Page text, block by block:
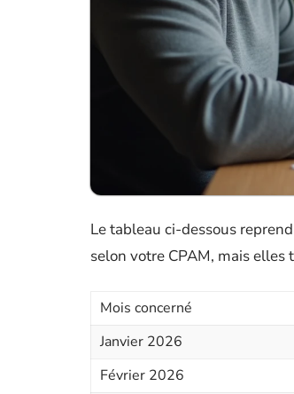
Le tableau ci-dessous
selon votre CPAM, mais
Mois concerné
Janvier 2026
Février 2026